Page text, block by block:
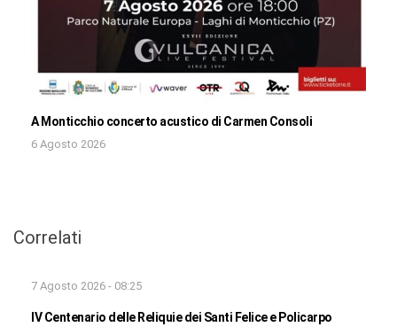
A Monticchio concerto acustico di Carmen Consoli
6 Agosto 2026
Correlati
7 Agosto 2026 - 08:25
IV Centenario delle Reliquie dei Santi Felice e Policarpo